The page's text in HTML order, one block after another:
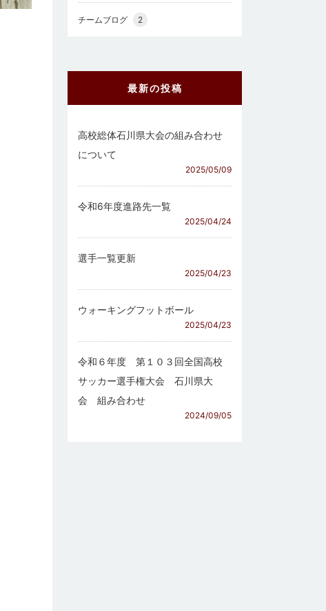
チームブログ 2
最新の投稿
高校総体石川県大会の組み合わせ
について
2025/05/09
令和6年度進路先一覧
2025/04/24
選手一覧更新
2025/04/23
ウォーキングフットボール
2025/04/23
令和６年度 第１０３回全国高校
サッカー選手権大会 石川県大
会 組み合わせ
2024/09/05